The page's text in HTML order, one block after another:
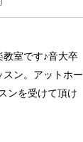
室です♪音大卒
ン。アットホー
ンを受けて頂け